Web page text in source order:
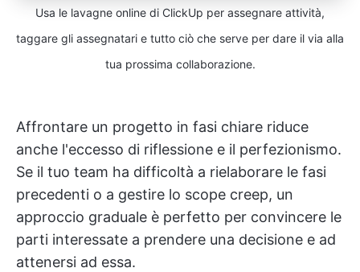
Usa le lavagne online di ClickUp per assegnare attività,
taggare gli assegnatari e tutto ciò che serve per dare il via alla
tua prossima collaborazione.
Affrontare un progetto in fasi chiare riduce
anche l'eccesso di riflessione e il perfezionismo.
Se il tuo team ha difficoltà a rielaborare le fasi
precedenti o a gestire lo scope creep, un
approccio graduale è perfetto per convincere le
parti interessate a prendere una decisione e ad
attenersi ad essa.